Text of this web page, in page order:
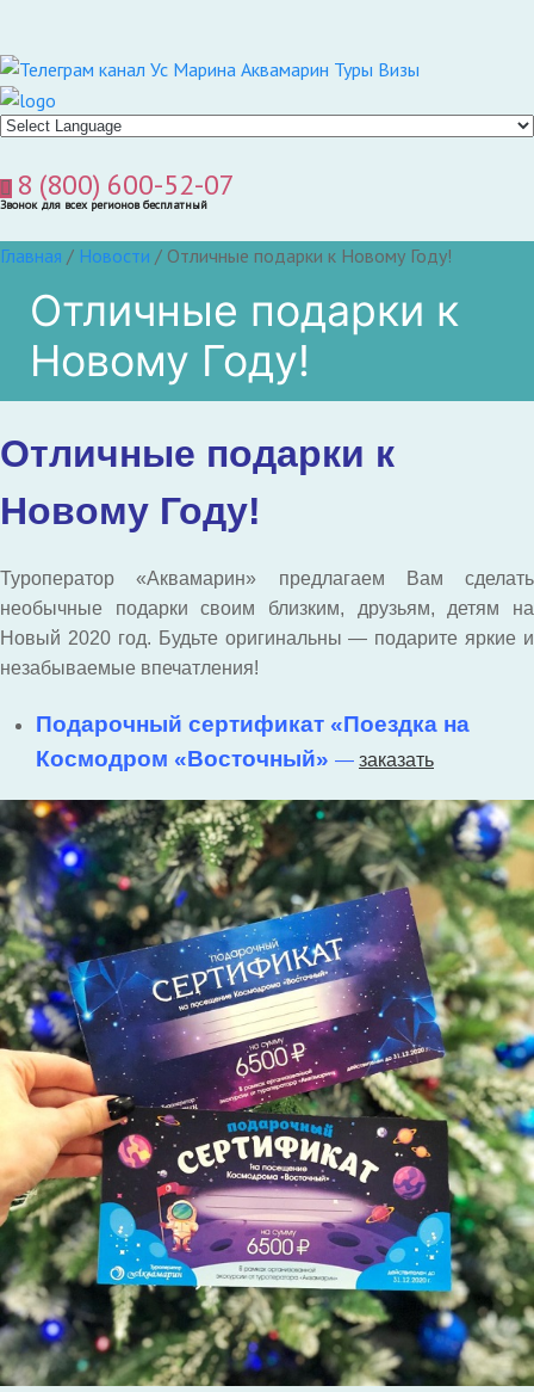
8 (800) 600-52-07
Звонок для всех регионов бесплатный
Главная / Новости / Отличные подарки к Новому Году!
Отличные подарки к
Новому Году!
Отличные подарки к
Новому Году!
Туроператор «Аквамарин» предлагаем Вам сделать
необычные подарки своим близким, друзьям, детям на
Новый 2020 год. Будьте оригинальны — подарите яркие и
незабываемые впечатления!
Подарочный сертификат «Поездка на
Космодром «Восточный» — заказать